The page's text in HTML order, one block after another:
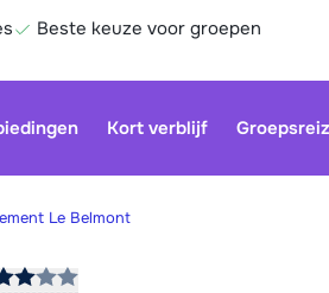
Beste keuze voor groepen
Kort verblijf
Le Belmont